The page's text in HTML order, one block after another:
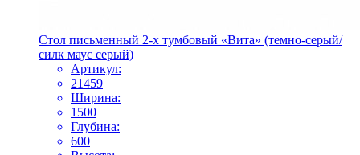
Стол письменный 2-х тумбовый «Вита» (темно-серый/
силк маус серый)
Артикул:
21459
Ширина:
1500
Глубина:
600